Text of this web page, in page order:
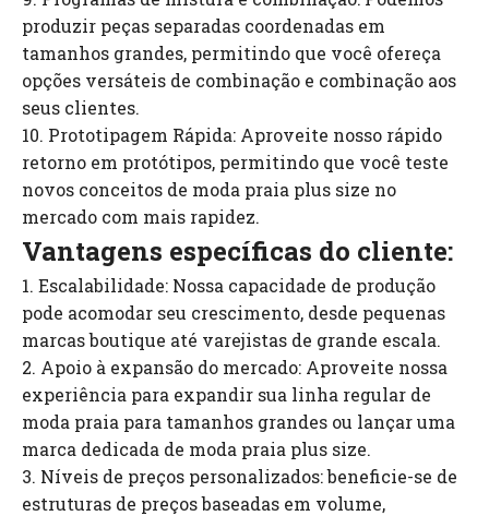
produzir peças separadas coordenadas em
tamanhos grandes, permitindo que você ofereça
opções versáteis de combinação e combinação aos
seus clientes.
10. Prototipagem Rápida: Aproveite nosso rápido
retorno em protótipos, permitindo que você teste
novos conceitos de moda praia plus size no
mercado com mais rapidez.
Vantagens específicas do cliente:
1. Escalabilidade: Nossa capacidade de produção
pode acomodar seu crescimento, desde pequenas
marcas boutique até varejistas de grande escala.
2. Apoio à expansão do mercado: Aproveite nossa
experiência para expandir sua linha regular de
moda praia para tamanhos grandes ou lançar uma
marca dedicada de moda praia plus size.
3. Níveis de preços personalizados: beneficie-se de
estruturas de preços baseadas em volume,